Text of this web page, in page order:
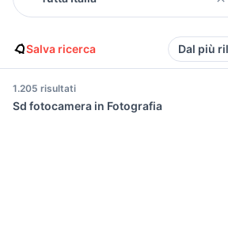
Salva ricerca Dal più
1.205 risultati
Sd fotocamera in Fotografia